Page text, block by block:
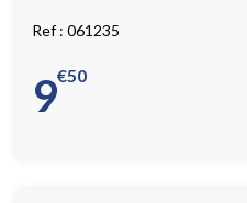
061235
9 50
€